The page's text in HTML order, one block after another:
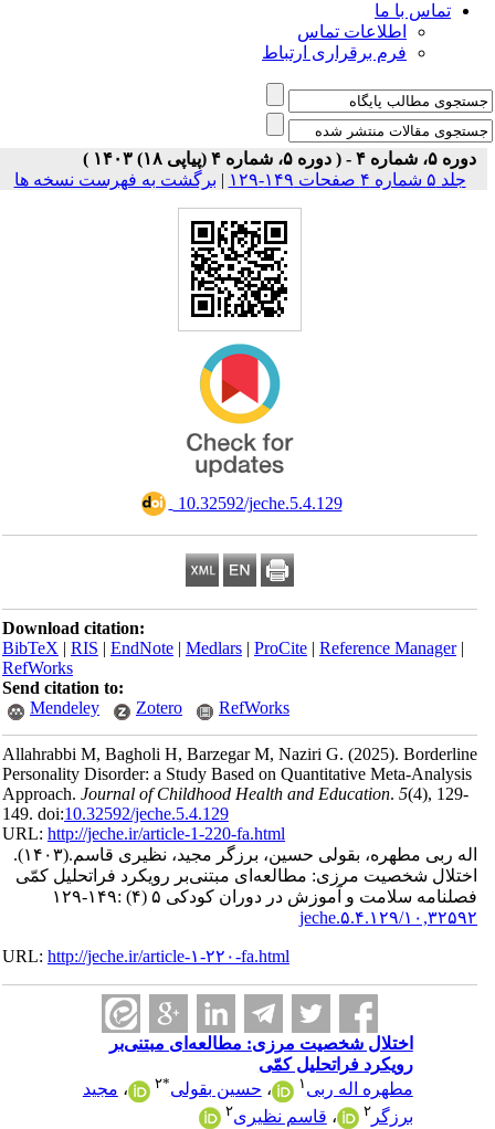
تماس با ما
اطلاعات تماس
فرم برقراری ارتباط
دوره ۵، شماره ۴ - ( دوره ۵، شماره ۴ (پیاپی ۱۸) ۱۴۰۳ )
جلد ۵ شماره ۴ صفحات ۱۴۹-۱۲۹
| برگشت به فهرست نسخه ها
‎ 10.32592/jeche.5.4.129
Download citation:
BibTeX|RIS|EndNote|Medlars|ProCite|Reference Manager
RefWorks
Send citation to:
Mendeley
Zotero RefWorks
Allahrabbi M, Bagholi H, Barzegar M, Naziri G.(2025).Borderline
Personality Disorder: a Study Based on Quantitative Meta-Analysis
Approach.Journal of Childhood Health and Education.5(4), 129-
149. doi:10.32592/jeche.5.4.129
URL:http://jeche.ir/article-1-220-fa.html
اله ربی مطهره، بقولی حسین، برزگر مجید، نظیری قاسم.(۱۴۰۳).
اختلال شخصیت مرزی: مطالعه‌ای مبتنی‌بر رویکرد فراتحلیل کمّی
فصلنامه سلامت و آموزش در دوران کودکی ۵ (۴) :۱۴۹-۱۲۹
۱۰,۳۲۵۹۲/jeche.۵.۴.۱۲۹
URL:http://jeche.ir/article-۱-۲۲۰-fa.html
اختلال شخصیت مرزی: مطالعه‌ای مبتنی‌بر
رویکرد فراتحلیل کمّی
مطهره اله ربی
،حسین بقولی ۲ ،مجید
برزگر۲ ،قاسم نظیری